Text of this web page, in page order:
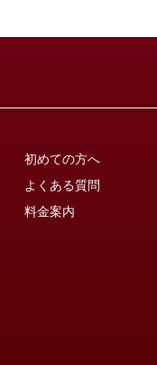
初めての方へ
よくある質問
料金案内